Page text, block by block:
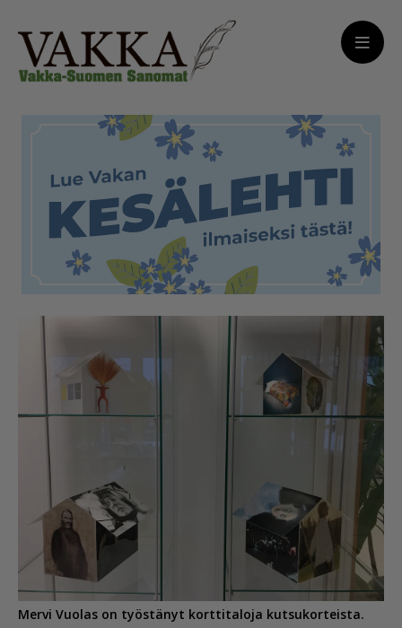
Mervi Vuolas on työstänyt korttitaloja kutsukorteista.